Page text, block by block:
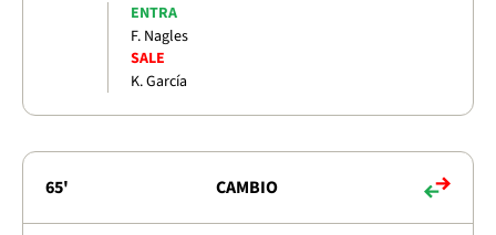
ENTRA
F. Nagles
SALE
K. García
65' CAMBIO